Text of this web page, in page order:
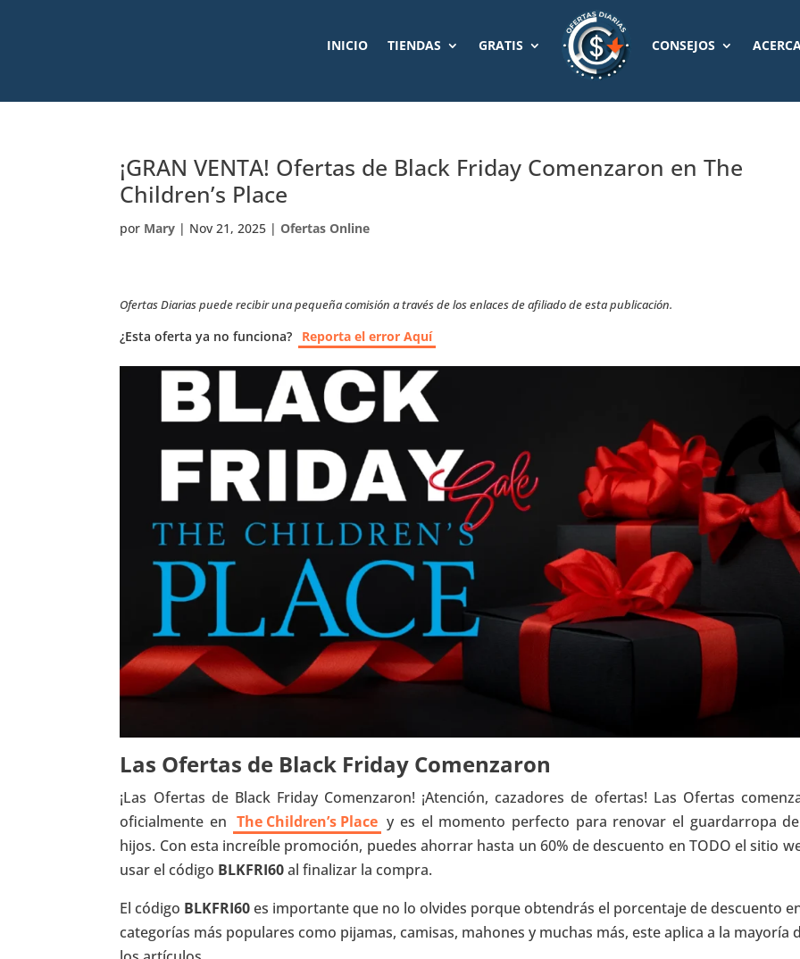
INICIO TIENDAS GRATIS CONSEJOS
¡GRAN VENTA! Ofertas de Black Friday Comenzaron en The
Children’s Place
por Mary | Nov 21, 2025 |Ofertas Online
Ofertas Diarias puede recibir una pequeña comisión a través de los enlaces de afiliado de esta publicación.
¿Esta oferta ya no funciona? Reporta el error Aquí
Las Ofertas de Black Friday Comenzaron
¡Las Ofertas de Black Friday Comenzaron! ¡Atención, cazadores de ofertas! Las Ofertas
oficialmente en The Children’s Place y es el momento perfecto para renovar el guardarropa
hijos. Con esta increíble promoción, puedes ahorrar hasta un 60% de descuento en TODO el sitio
usar el código BLKFRI60al finalizar la compra.
El código BLKFRI60 es importante que no lo olvides porque obtendrás el porcentaje de descuento
categorías más populares como pijamas, camisas, mahones y muchas más, este aplica a la mayoría